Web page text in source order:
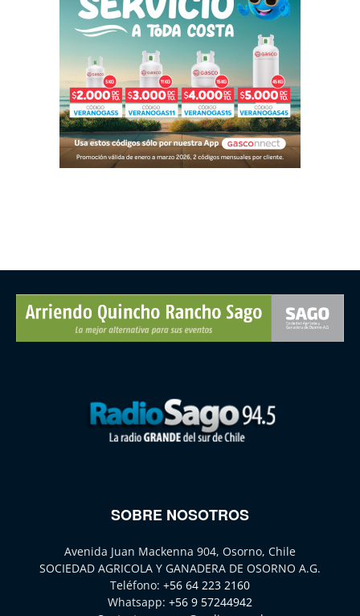
SOBRE NOSOTROS
Avenida Juan Mackenna 904, Osorno, Chile
SOCIEDAD AGRICOLA Y GANADERA DE OSORNO A.G.
Teléfono: +56 64 223 2160
Whatsapp: +56 9 57244942